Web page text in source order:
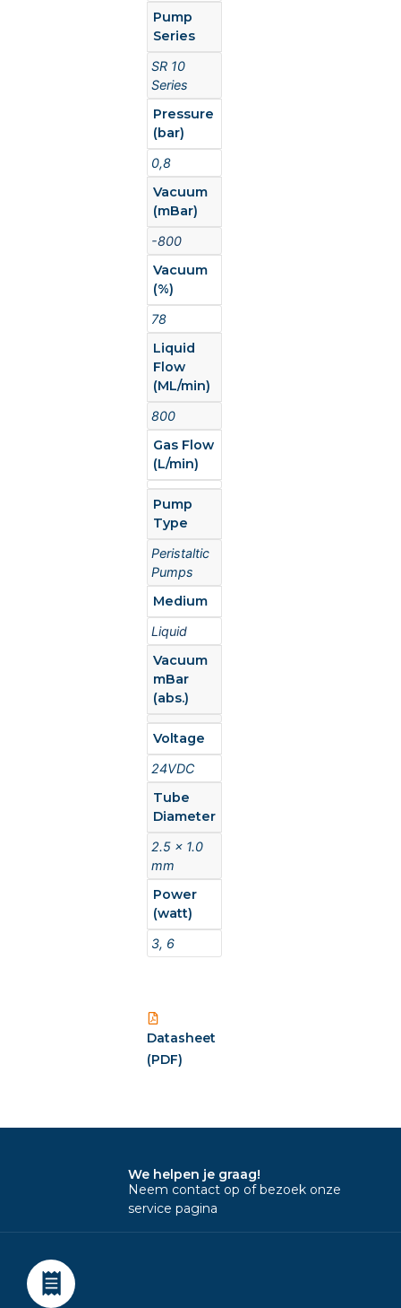
Pump
Series
SR 10
Series
Pressure
(bar)
0,8
Vacuum
(mBar)
-800
Vacuum
(%)
78
Liquid
Flow
(ML/min)
800
Gas Flow
(L/min)
Pump
Type
Peristaltic
Pumps
Medium
Liquid
Vacuum
mBar
(abs.)
Voltage
24VDC
Tube
Diameter
2.5 x 1.0
mm
Power
(watt)
3, 6
Datasheet
(PDF)
We helpen je graag!
Neem contact op of bezoek onze
service pagina